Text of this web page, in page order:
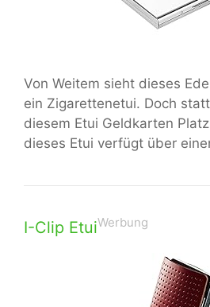
Von Weitem sieht dieses
ein Zigarettenetui. Doch
diesem Etui Geldkarten
dieses Etui verfügt über
I-Clip EtuiWerbung